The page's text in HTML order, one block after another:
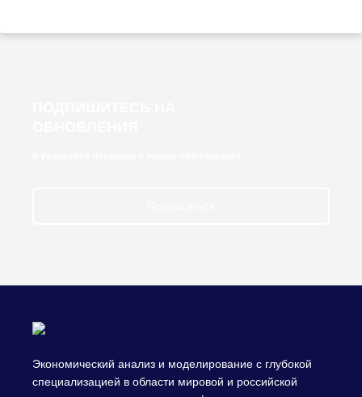
Экономический анализ и моделирование с глубокой
специализацией в области мировой и российской